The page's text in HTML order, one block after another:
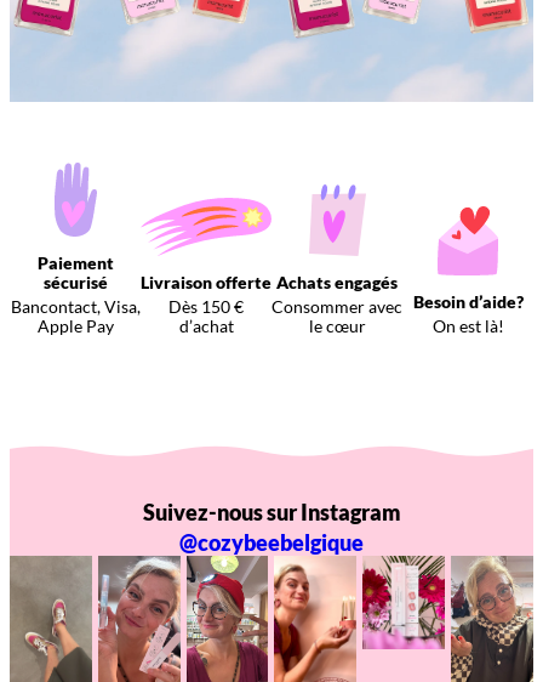
Paiement
sécurisé
Bancontact, Visa,
Apple Pay
Livraison offerte
Dès 150 €
d’achat
Achats engagés
Consommer avec
le cœur
Besoin d’aide?
On est là!
Suivez-nous sur Instagram
@cozybeebelgique